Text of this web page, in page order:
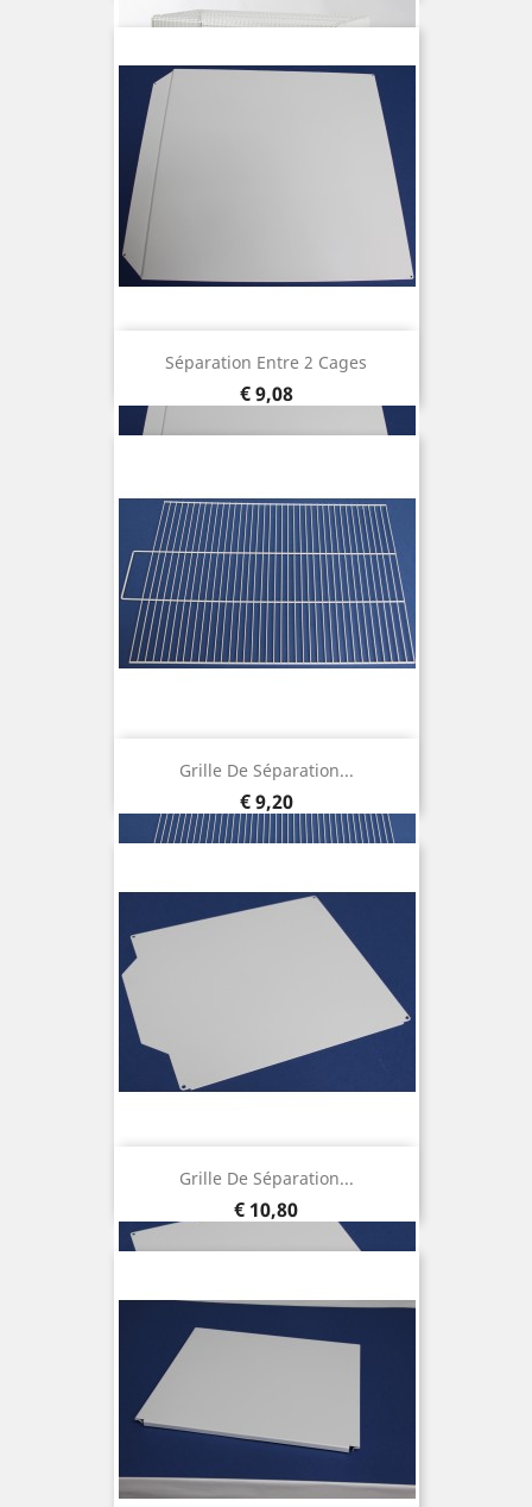
Séparation Entre 2 Cages
Prijs
€ 9,08
Grille De Séparation...
Prijs
€ 9,20
Grille De Séparation...
Prijs
€ 10,80